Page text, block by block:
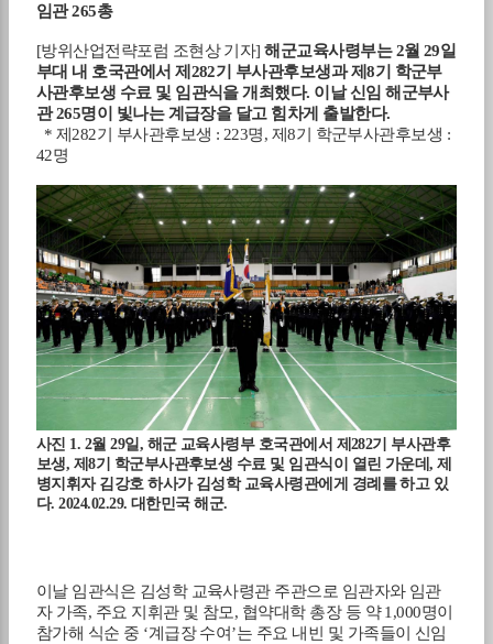
임관265총
[방위산업전략포럼 조현상 기자]해군교육사령부는2월 29일
부대 내 호국관에서 제 282기 부사관후보생과 제8기 학군부
사관후보생 수료 및 임관식을 개최했다. 이날 신임 해군부사
관265명이 빛나는 계급장을 달고 힘차게 출발한다.
* 제 282기 부사관후보생 : 223명, 제8기 학군부사관후보생 :
42명
사진 1. 2월 29일, 해군 교육사령부 호국관에서 제 282기 부사관후
보생, 제8기 학군부사관후보생 수료 및 임관식이 열린 가운데,제
병지휘자 김강호 하사가 김성학 교육사령관에게 경례를 하고 있
다. 2024.02.29. 대한민국 해군.
이날 임관식은 김성학 교육사령관 주관으로 임관자와 임관
자 가족, 주요 지휘관 및 참모, 협약대학 총장 등 약1,000명이
참가해 식순 중 ‘계급장 수여’는 주요 내빈 및 가족들이 신임